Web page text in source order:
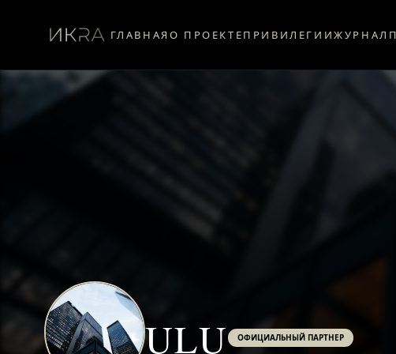
ГЛАВНАЯ О ПРОЕКТЕПРИВИЛЕГИИЖУРНАЛ
ULU ОФИЦИАЛЬНЫЙ ПАРТНЕР